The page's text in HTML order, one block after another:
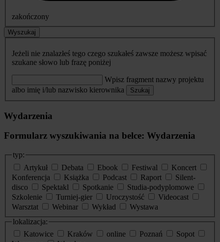
zakończony
Wyszukaj
Jeżeli nie znalazłeś tego czego szukałeś zawsze możesz wpisać
szukane słowo lub frazę poniżej
Wpisz fragment nazwy projektu
albo imię i/lub nazwisko kierownika
Szukaj
Wydarzenia
Formularz wyszukiwania na belce: Wydarzenia
typ:
Artykuł
Debata Ebook Festiwal
Koncert
Konferencja
Książka Podcast Raport
Silent-
disco
Spektakl Spotkanie
Studia-podyplomowe
Szkolenie
Turniej-gier Uroczystość
Videocast
Warsztat
Webinar Wykład
Wystawa
lokalizacja:
Katowice
Kraków online Poznań
Sopot